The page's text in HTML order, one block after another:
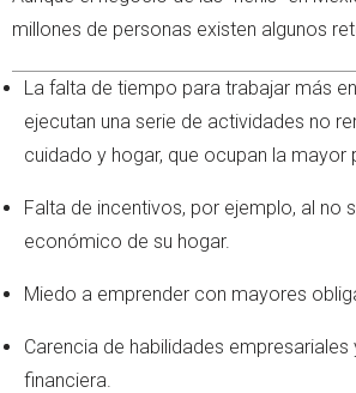
millones de personas existen algunos
La falta de tiempo para trabajar más
ejecutan una serie de actividades no
cuidado y hogar, que ocupan la mayor
Falta de incentivos, por ejemplo, al no
económico de su hogar.
Miedo a emprender con mayores
Carencia de habilidades empresariales
financiera.